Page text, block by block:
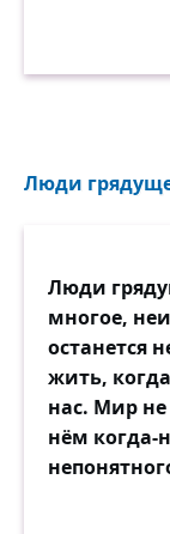
Люди
Люди
многое,
останется
жить,
нас. Мир
нём когда-